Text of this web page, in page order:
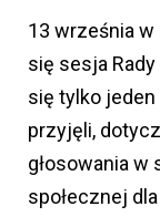
13 września w
się sesja
się tylko jeden
przyjęli,
głosowania w
społecznej